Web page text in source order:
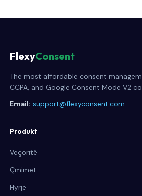
FlexyConsent
The most affordable consent
CCPA, and Google Consent Mode V2
Email: support@flexyconsent.com
Produkt
Veçoritë
Çmimet
Hyrje